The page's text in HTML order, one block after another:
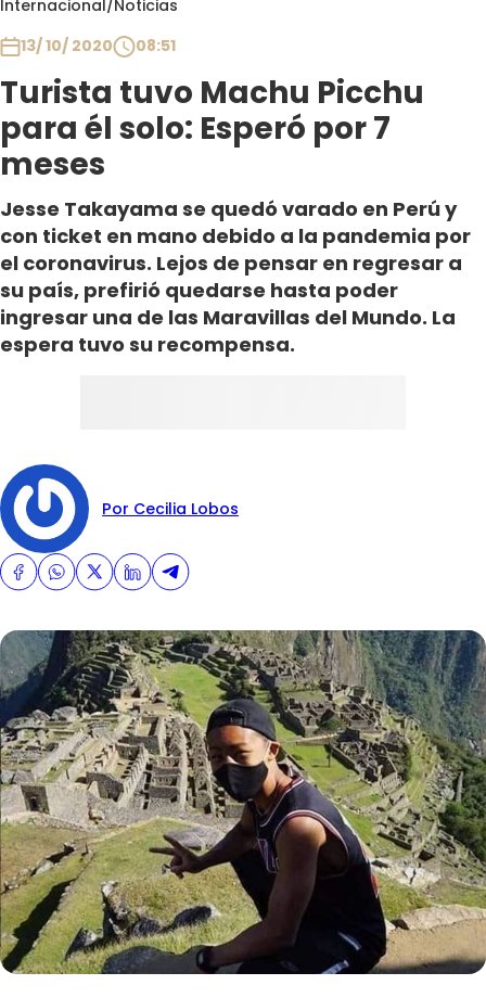
Internacional/Noticias
13/ 10/ 2020
08:51
Turista tuvo Machu Picchu
para él solo: Esperó por 7
meses
Jesse Takayama se quedó varado en Perú y
con ticket en mano debido a la pandemia por
el coronavirus. Lejos de pensar en regresar a
su país, prefirió quedarse hasta poder
ingresar una de las Maravillas del Mundo. La
espera tuvo su recompensa.
Por Cecilia Lobos
Club De La Comedia
Contigo en Directo
Plan Perfecto
El Tiempo
Sabingo
Todos Los Programas